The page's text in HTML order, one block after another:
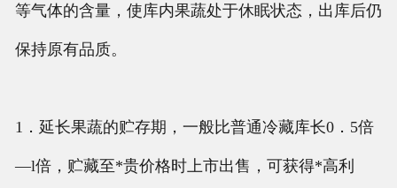
等气体的含量，使库内果蔬处于休眠状态，出库后仍
保持原有品质。
1．延长果蔬的贮存期，一般比普通冷藏库长0．5倍
—l倍，贮藏至*贵价格时上市出售，可获得*高利